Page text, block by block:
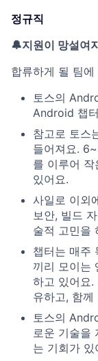
정규직
🔔지원이 망설여
합류하게 될 팀
토스의
Android 챕
참고로 토스
들어져요.
를 이루어
있어요.
사일로 이외
보안, 빌드
술적 고민을
챕터는 매주
끼리 모이는
하고 있어요.
유하고, 함께
토스의
로운 기술을
는 기회가 있